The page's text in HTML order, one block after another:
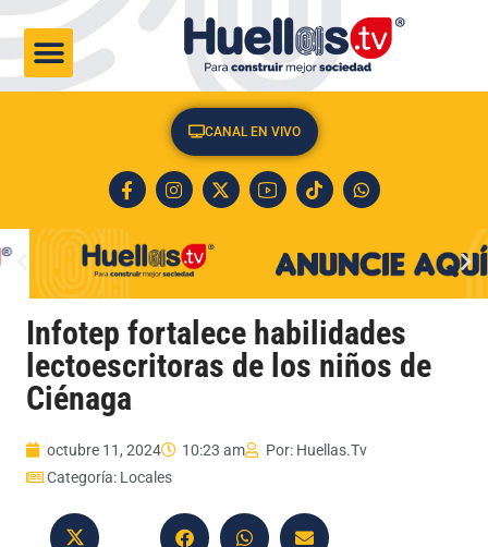
CANAL EN VIVO
Infotep fortalece habilidades
lectoescritoras de los niños de
Ciénaga
octubre 11, 2024 10:23 am Por: Huellas.Tv
Categoría: Locales